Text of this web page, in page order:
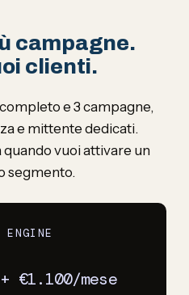
campagne.
clienti.
e 3 campagne,
e mittente dedicati.
vuoi attivare un
segmento.
ENGINE
+ €1.100/mese